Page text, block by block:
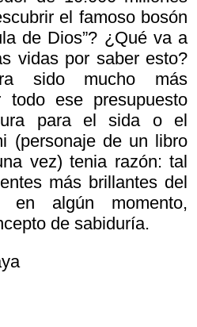
el famoso bosón
de Dios”? ¿Qué va a
vidas por saber esto?
sido mucho más
todo ese presupuesto
para el sida o el
(personaje de un libro
vez) tenia razón: tal
más brillantes del
algún momento,
de sabiduría.